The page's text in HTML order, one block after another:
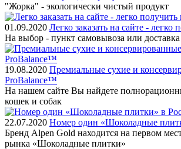
"Жорка" - экологически чистый продукт
01.09.2020 Легко заказать на сайте - легко
На выбор - пункт самовывоза или
19.08.2020 Премиальные сухие и
ProBalance™
На нашем сайте Вы найдете
кошек и собак
22.07.2020 Номер один «Шоколадные
Бренд Alpen Gold находится на первом
рынка «Шоколадные плитки»